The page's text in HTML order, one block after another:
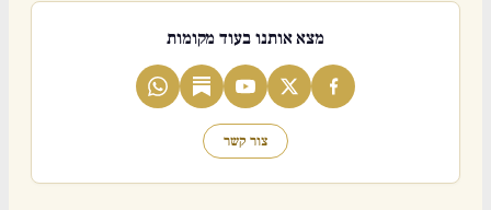
מצא אותנו בעוד מקומות
צור קשר